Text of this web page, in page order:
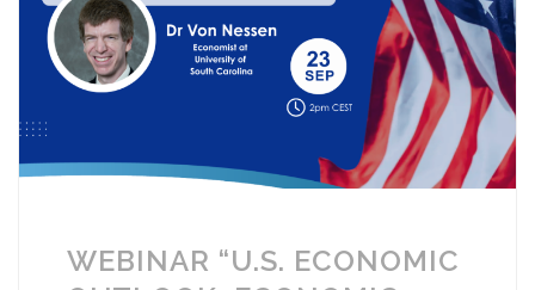
WEBINAR “U.S. ECONOMIC